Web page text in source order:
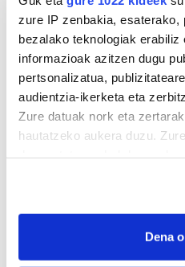
zure IP zenbakia, esaterako,
bezalako teknologiak erabiliz
informazioak azitzen dugu
pertsonalizatua,
audientzia-ikerketa eta
Zure datuak nork eta
hautatzeko aukera duzu.
If you allow, we would also
Collect information
Dena